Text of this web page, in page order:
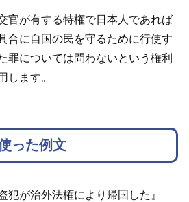
官が有する特権で日本人であれば
合に自国の民を守るために行使す
罪については問わないという権利
します。
った例文
犯が治外法権により帰国した』